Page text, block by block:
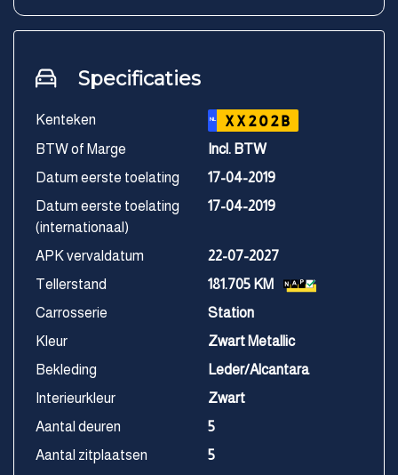
Specificaties
Kenteken NL XX202B
BTW of Marge
Incl. BTW
Datum eerste toelating
17-04-2019
Datum eerste toelating
(internationaal)
17-04-2019
APK vervaldatum
22-07-2027
Tellerstand
181.705 KM
Carrosserie
Station
Kleur
Zwart Metallic
Bekleding
Leder/Alcantara
Interieurkleur
Zwart
Aantal deuren
5
Aantal zitplaatsen
5